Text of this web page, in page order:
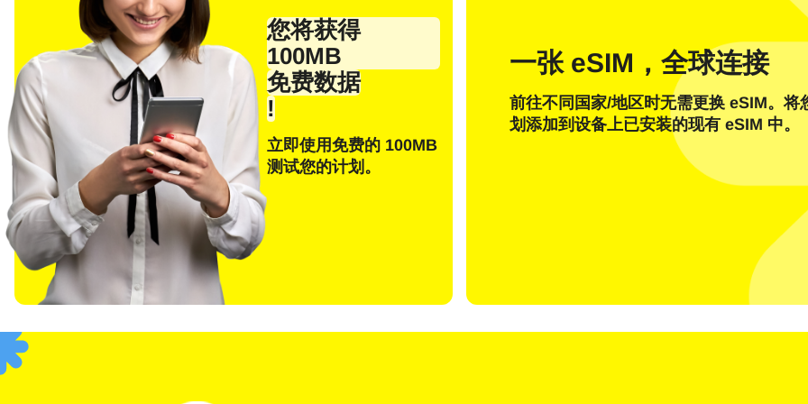
您将获得
100MB
免费数据
!
立即使用免费的 100MB
测试您的计划。
一张 eSIM，全球连接
前往不同国家/地区时无需更换 eSIM。将
划添加到设备上已安装的现有 eSIM 中。
Español
选择货币：
发送一次性密码
或者使用登录